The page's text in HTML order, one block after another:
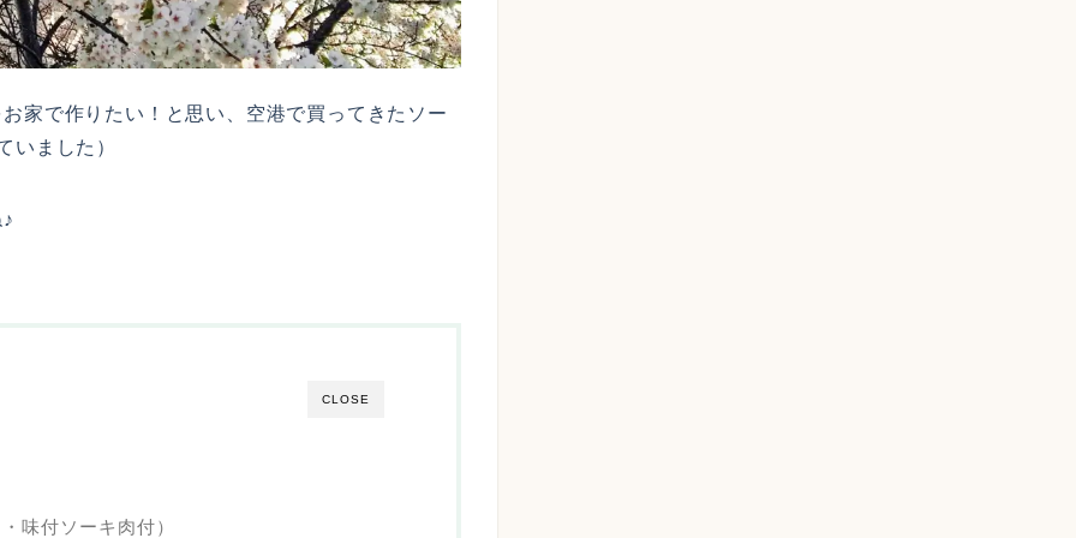
家で作りたい！と思い、空港で買ってきたソー
いました）
CLOSE
味付ソーキ肉付）